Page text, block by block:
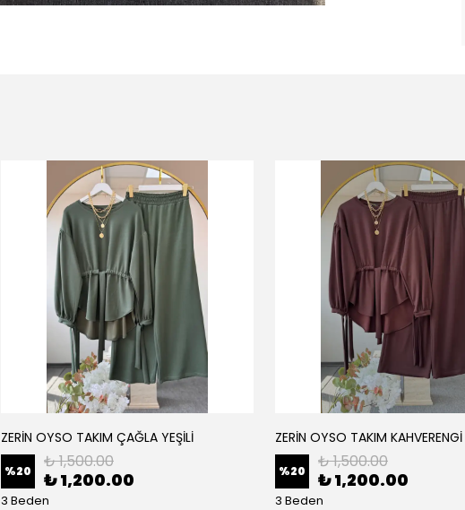
ZERİN OYSO TAKIM ÇAĞLA YEŞİLİ
%20 ₺ 1,500.00
₺ 1,200.00
3 Beden
ZERİN OYSO TAKIM KAHVERENGİ
%20 ₺ 1,500.00
₺ 1,200.00
3 Beden